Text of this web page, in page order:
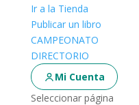
Ir a la Tienda
Publicar un libro
CAMPEONATO
DIRECTORIO
Mi Cuenta
Seleccionar página